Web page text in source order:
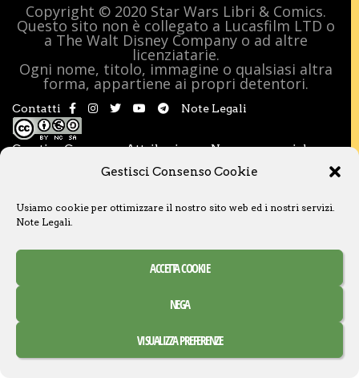
Gestisci Consenso Cookie
Usiamo cookie per ottimizzare il nostro sito web ed i nostri servizi.
Note Legali.
ACCETTA COOKIE
NEGA
VISUALIZZA PREFERENZE
Copyright © 2020 Star Wars Libri & Comics.
Questo sito non è collegato a Lucasfilm LTD o
a The Walt Disney Company o ad altre
licenziatarie.
Ogni nome, titolo, immagine o qualsiasi altra
forma, appartiene ai propri detentori.
Contatti Note Legali
Creative Commons Attribuzione – Non commerciale –